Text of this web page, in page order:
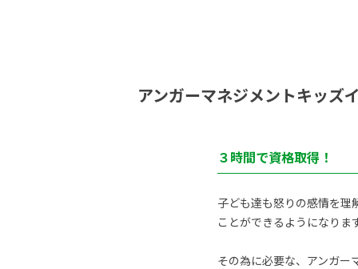
アンガーマネジメントキッズ
３時間で資格取得！
子ども達も怒りの感情を理
ことができるようになりま
その為に必要な、アンガー